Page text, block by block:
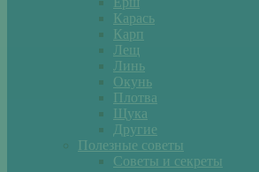
Карась
Карп
Лещ
Линь
Окунь
Плотва
Щука
Другие
Полезные советы
Советы и секреты